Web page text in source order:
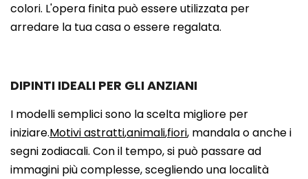
colori. L'opera finita può essere utilizzata per
arredare la tua casa o essere regalata.
DIPINTI IDEALI PER GLI ANZIANI
I modelli semplici sono la scelta migliore per
iniziare.Motivi astratti,animali,fiori, mandala o anche i
segni zodiacali. Con il tempo, si può passare ad
immagini più complesse, scegliendo una località